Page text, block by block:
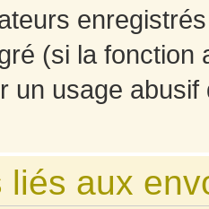
(si la fonction
un usage
liés aux